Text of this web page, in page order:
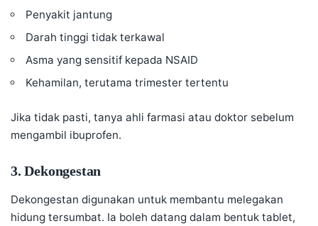
Penyakit jantung
Darah tinggi tidak terkawal
Asma yang sensitif kepada NSAID
Kehamilan, terutama trimester tertentu
Jika tidak pasti, tanya ahli farmasi atau doktor sebelum
mengambil ibuprofen.
3. Dekongestan
Dekongestan digunakan untuk membantu melegakan
hidung tersumbat. Ia boleh datang dalam bentuk tablet,